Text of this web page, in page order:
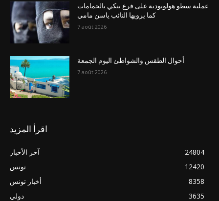
عملية سطو هولويودية على فرع بنكي بالحمامات
كما يرويها النائب ياسن مامي
7 août 2026
أحوال الطقس والشواطئ اليوم الجمعة
7 août 2026
اقرأ المزيد
آخر الأخبار
24804
تونس
12420
أخبار تونس
8358
دولي
3635